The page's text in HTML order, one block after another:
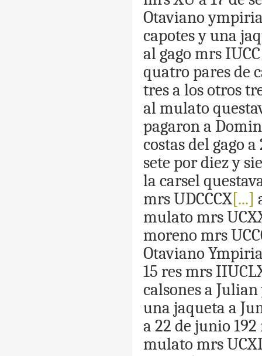
Otaviano
capotesyuna
al gago mrs IUCC
quatro paresde
tresa losotros
al mulato
pagarona
costasdel gago a
sete pordiezy
la carsel
mrsUDCCCX[...]
mulato mrs
moreno mrs
Otaviano
15 res mrs
calsonesa Julian
una jaqueta a
a 22 de junio 192
mulato mrs